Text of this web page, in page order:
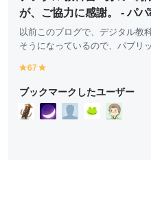
が、ご協力に感謝。 - パ
以前このブログで、デジタル教
そうになっているので、パブリ
y
ll
o
w
67
ll
o
w
ブックマークしたユーザー